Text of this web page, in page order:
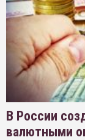
В России
валютными